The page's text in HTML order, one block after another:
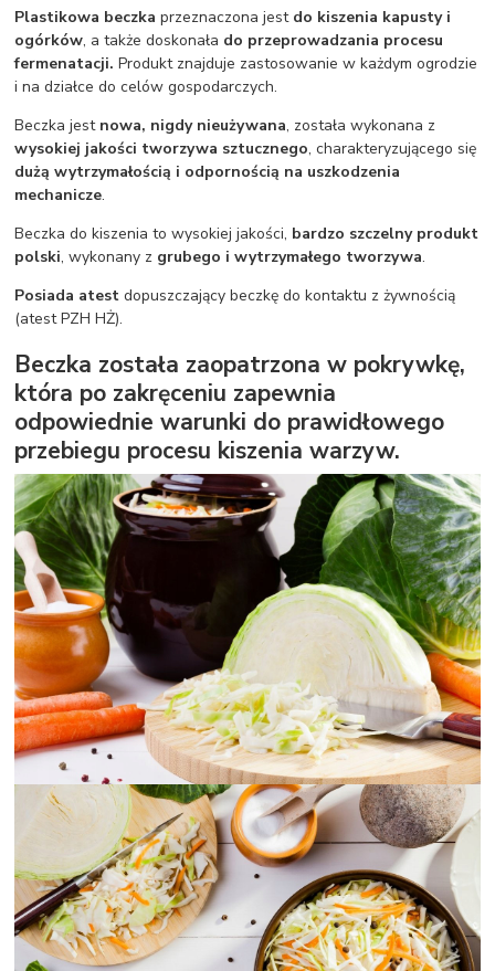
Plastikowa beczka przeznaczona jest do kiszenia kapusty i
ogórków, a także doskonała do przeprowadzania procesu
fermenatacji. Produkt znajduje zastosowanie w każdym ogrodzie
i na działce do celów gospodarczych.
Beczka jest nowa, nigdy nieużywana, została wykonana z
wysokiej jakości tworzywa sztucznego, charakteryzującego się
dużą wytrzymałością i odpornością na uszkodzenia
mechanicze.
Beczka do kiszenia to wysokiej jakości, bardzo szczelny produkt
polski, wykonany z grubego i wytrzymałego tworzywa.
Posiada atest dopuszczający beczkę do kontaktu z żywnością
(atest PZH HŻ).
Beczka została zaopatrzona w pokrywkę,
która po zakręceniu zapewnia
odpowiednie warunki do prawidłowego
przebiegu procesu kiszenia warzyw.